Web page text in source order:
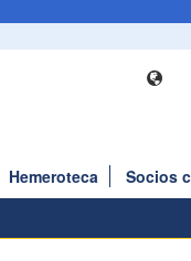
Hemeroteca
Socios